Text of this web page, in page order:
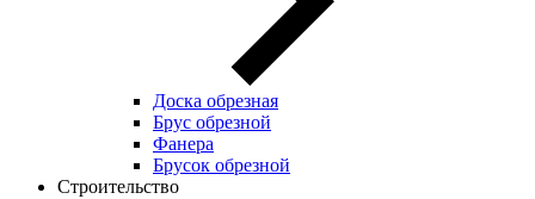
Доска обрезная
Брус обрезной
Фанера
Брусок обрезной
Строительство